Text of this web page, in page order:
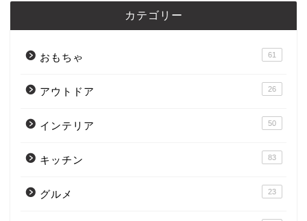
カテゴリー
おもちゃ 61
アウトドア 26
インテリア 50
キッチン 83
グルメ 23